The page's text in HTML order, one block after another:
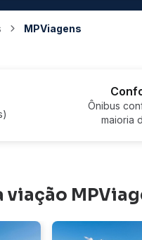
MPViagens
Ônibus
maioria
viação